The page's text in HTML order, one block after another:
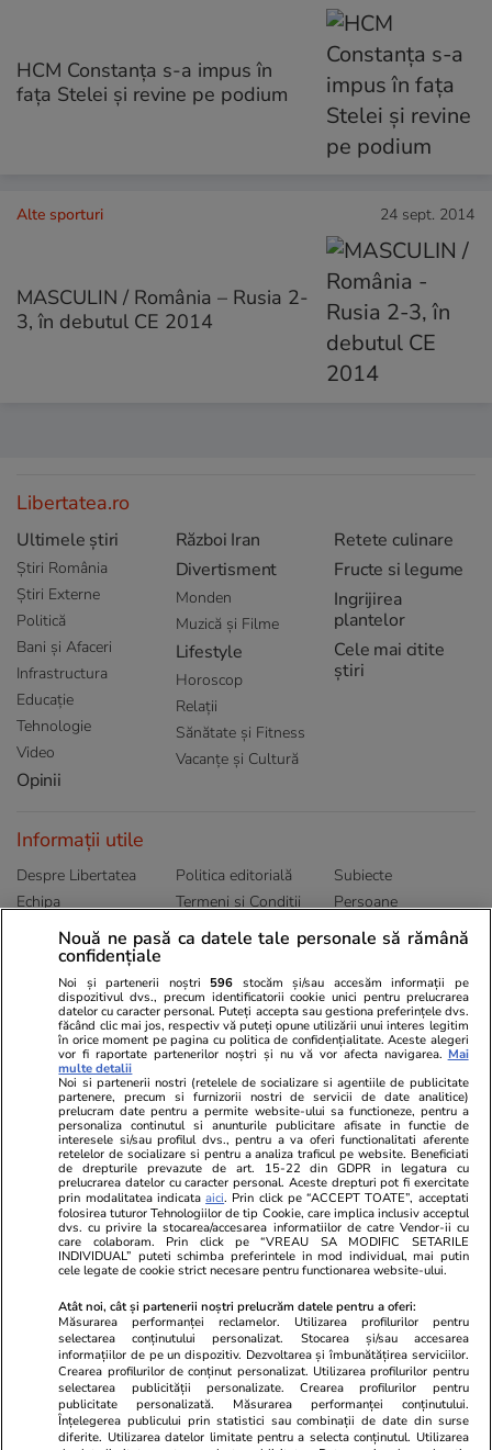
HCM Constanța s-a impus în
fața Stelei și revine pe podium
Alte sporturi 24 sept. 2014
MASCULIN / România – Rusia 2-
3, în debutul CE 2014
Libertatea.ro
Ultimele știri
Știri România
Știri Externe
Politică
Bani și Afaceri
Infrastructura
Educație
Tehnologie
Video
Opinii
Război Iran
Divertisment
Monden
Muzică și Filme
Lifestyle
Horoscop
Relații
Sănătate și Fitness
Vacanțe și Cultură
Retete culinare
Fructe si legume
Ingrijirea
plantelor
Cele mai citite
știri
Informații utile
Despre Libertatea
Echipa
Publicitate
Politica de
Politica editorială
Termeni și Conditii
Abonamente
Subiecte
Persoane
Sitemap
Ringier România
Libertatea pentru
Unica.ro
Program TV
Avantaje
ELLE
Gazeta Sporturilor
Stiri mondene
Calculator sarcina
Ajută Copiii
Locuri de muncă
Imobiliare.ro
Jobradar24
Imoradar24
Colecții Libertatea
Pariază responsabil! Decizia ONJN nr. 821/25.09.2025.
Jocurile de noroc sunt interzise minorilor.
© 2026 Ringier Romania. Toate drepturile rezervate
Actualizare preferințe cookies
Nouă ne pasă ca datele tale personale să rămână
confidențiale
Noi și partenerii noștri 596 stocăm și/sau accesăm informații pe
dispozitivul dvs., precum identificatorii cookie unici pentru prelucrarea
datelor cu caracter personal. Puteți accepta sau gestiona preferințele dvs.
făcând clic mai jos, respectiv vă puteți opune utilizării unui interes legitim
în orice moment pe pagina cu politica de confidențialitate. Aceste alegeri
vor fi raportate partenerilor noștri și nu vă vor afecta navigarea. Mai
multe detalii
Noi si partenerii nostri (retelele de socializare si agentiile de publicitate
partenere, precum si furnizorii nostri de servicii de date analitice)
prelucram date pentru a permite website-ului sa functioneze, pentru a
personaliza continutul si anunturile publicitare afisate in functie de
interesele si/sau profilul dvs., pentru a va oferi functionalitati aferente
retelelor de socializare si pentru a analiza traficul pe website. Beneficiati
de drepturile prevazute de art. 15-22 din GDPR in legatura cu
prelucrarea datelor cu caracter personal. Aceste drepturi pot fi exercitate
prin modalitatea indicataaici. Prin click pe “ACCEPT TOATE”, acceptati
folosirea tuturor Tehnologiilor de tip Cookie, care implica inclusiv acceptul
dvs. cu privire la stocarea/accesarea informatiilor de catre Vendor-ii cu
care colaboram. Prin click pe “VREAU SA MODIFIC SETARILE
INDIVIDUAL” puteti schimba preferintele in mod individual, mai putin
cele legate de cookie strict necesare pentru functionarea website-ului.
Atât noi, cât și partenerii noștri prelucrăm datele pentru a oferi:
Măsurarea performanței reclamelor. Utilizarea profilurilor pentru
selectarea conținutului personalizat. Stocarea și/sau accesarea
informațiilor de pe un dispozitiv. Dezvoltarea și îmbunătățirea serviciilor.
Crearea profilurilor de conținut personalizat. Utilizarea profilurilor pentru
selectarea publicității personalizate. Crearea profilurilor pentru
publicitate personalizată. Măsurarea performanței conținutului.
Înțelegerea publicului prin statistici sau combinații de date din surse
diferite. Utilizarea datelor limitate pentru a selecta conținutul. Utilizarea